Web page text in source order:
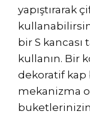
yapıştırarak
bir S
kullanın. Bir
dekoratif kap
mekanizma
buketlerinizin